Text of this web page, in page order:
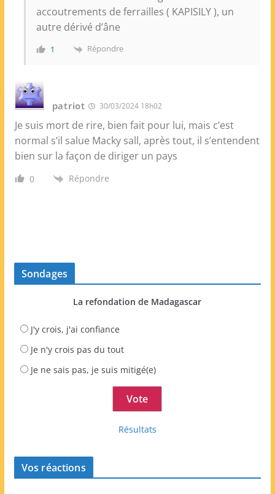
accoutrements de ferrailles ( KAPISILY ), un
autre dérivé d’âne
1 Répondre
patriot 30/03/2024 18h02
Je suis mort de rire, bien fait pour lui, mais c’est
normal s’il salue Macky sall, après tout, il s’entendent
bien sur la façon de diriger un pays
0 Répondre
Sondages
La refondation de Madagascar
J'y crois, j'ai confiance
Je n'y crois pas du tout
Je ne sais pas, je suis mitigé(e)
Résultats
Vos réactions